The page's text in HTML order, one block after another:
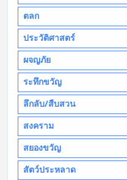
ตลก
ประวัติศาสตร์
ผจญภัย
ระทึกขวัญ
ลึกลับ/สืบสวน
สงคราม
สยองขวัญ
สัตว์ประหลาด